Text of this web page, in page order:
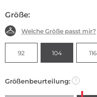
Größe:
Welche Größe passt mir?
92 104 116
Größenbeurteilung: ?